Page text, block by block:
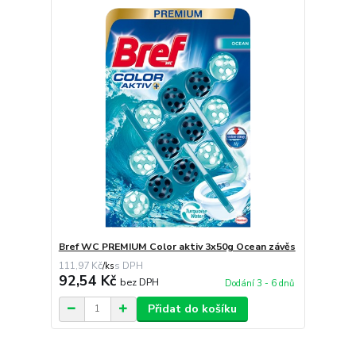
Bref WC PREMIUM Color aktiv 3x50g Ocean závěs
111,97 Kč/ks
92,54 Kč bez DPH Dodání 3 - 6 dnů
Přidat do košíku